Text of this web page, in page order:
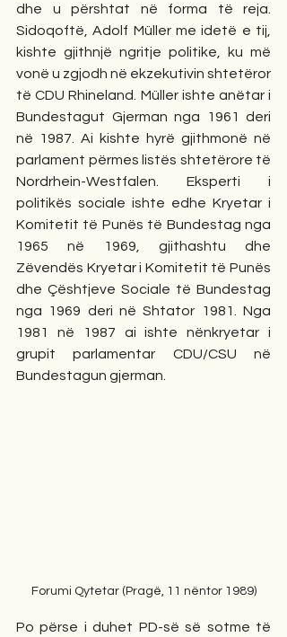
dhe u përshtat në forma të reja.
Sidoqoftë, Adolf Müller me idetë e tij,
kishte gjithnjë ngritje politike, ku më
vonë u zgjodh në ekzekutivin shtetëror
të CDU Rhineland. Müller ishte anëtar i
Bundestagut Gjerman nga 1961 deri
në 1987. Ai kishte hyrë gjithmonë në
parlament përmes listës shtetërore të
Nordrhein-Westfalen. Eksperti i
politikës sociale ishte edhe Kryetar i
Komitetit të Punës të Bundestag nga
1965 në 1969, gjithashtu dhe
Zëvendës Kryetar i Komitetit të Punës
dhe Çështjeve Sociale të Bundestag
nga 1969 deri në Shtator 1981. Nga
1981 në 1987 ai ishte nënkryetar i
grupit parlamentar CDU/CSU në
Bundestagun gjerman.
Forumi Qytetar (Pragë, 11 nëntor 1989)
Po përse i duhet PD-së së sotme të